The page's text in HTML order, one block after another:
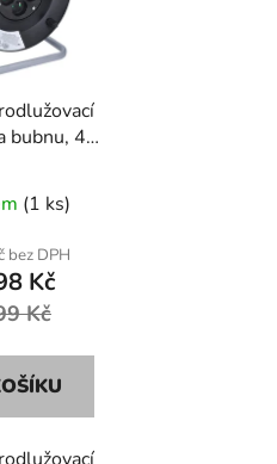
bubnu, 4
1,5mm2
(1 ks)
bez DPH
Kč
Kč